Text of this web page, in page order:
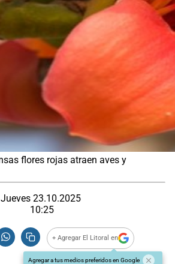
flores rojas atraen aves y
Jueves 23.10.2025
10:25
+ Agregar El Litoral en
Agregar a tus medios preferidos en Google